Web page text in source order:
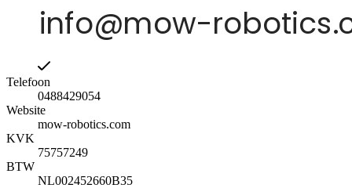
Telefoon
0488429054
Website
mow-robotics.com
KVK
75757249
BTW
NL002452660B35